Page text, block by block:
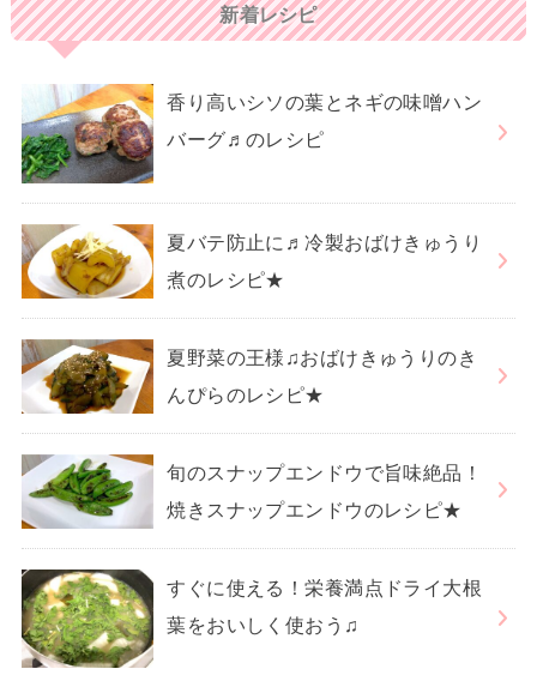
新着レシピ
香り高いシソの葉とネギの味噌ハン
バーグ♬のレシピ
夏バテ防止に♬冷製おばけきゅうり
煮のレシピ★
夏野菜の王様♫おばけきゅうりのき
んぴらのレシピ★
旬のスナップエンドウで旨味絶品！
焼きスナップエンドウのレシピ★
すぐに使える！栄養満点ドライ大根
葉をおいしく使おう♫